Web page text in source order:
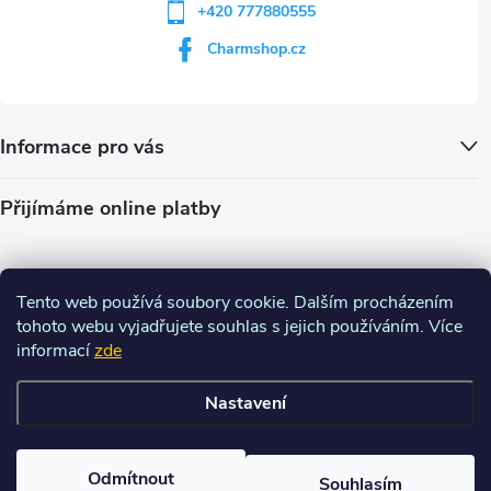
Tento web používá soubory cookie. Dalším procházením
tohoto webu vyjadřujete souhlas s jejich používáním. Více
informacízde
Nastavení
Odmítnout Souhlasím
+420 777880555
Charmshop.cz
Informace pro vás
Přijímáme online platby
nastavení cookies